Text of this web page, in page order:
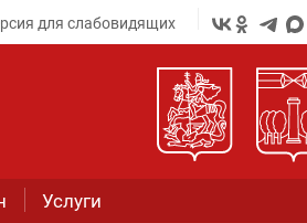
для слабовидящих
Услуги